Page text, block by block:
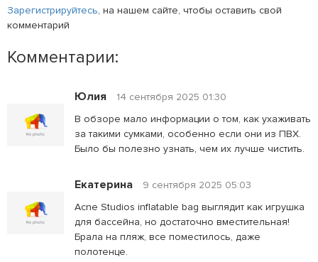
Зарегистрируйтесь, на нашем сайте, чтобы оставить свой
комментарий
Комментарии:
Юлия
14 сентября 2025 01:30
В обзоре мало информации о том, как ухаживать
за такими сумками, особенно если они из ПВХ.
Было бы полезно узнать, чем их лучше чистить.
Екатерина
9 сентября 2025 05:03
Acne Studios inflatable bag выглядит как игрушка
для бассейна, но достаточно вместительная!
Брала на пляж, все поместилось, даже
полотенце.